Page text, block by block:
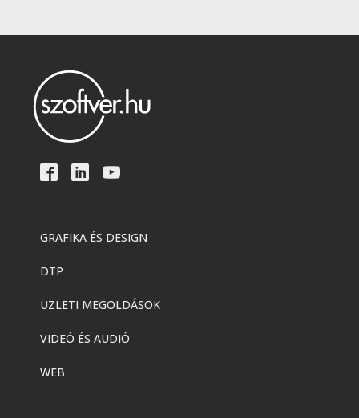
GRAFIKA ÉS DESIGN
DTP
ÜZLETI MEGOLDÁSOK
VIDEÓ ÉS AUDIÓ
WEB